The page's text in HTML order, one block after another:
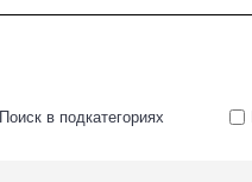
Поиск в подкатегориях